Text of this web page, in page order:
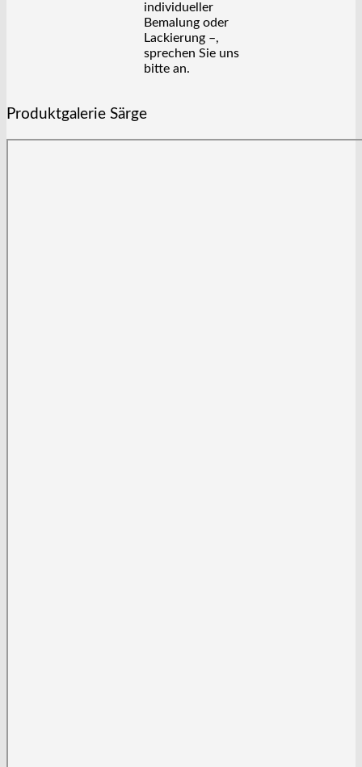
individueller
Bemalung oder
Lackierung –,
sprechen Sie uns
bitte an.
Produktgalerie Särge